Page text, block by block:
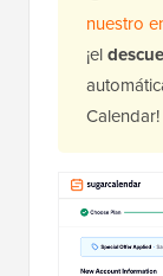
nuestro
¡el
Calendar!